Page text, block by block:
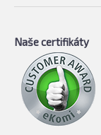
Naše certifikáty